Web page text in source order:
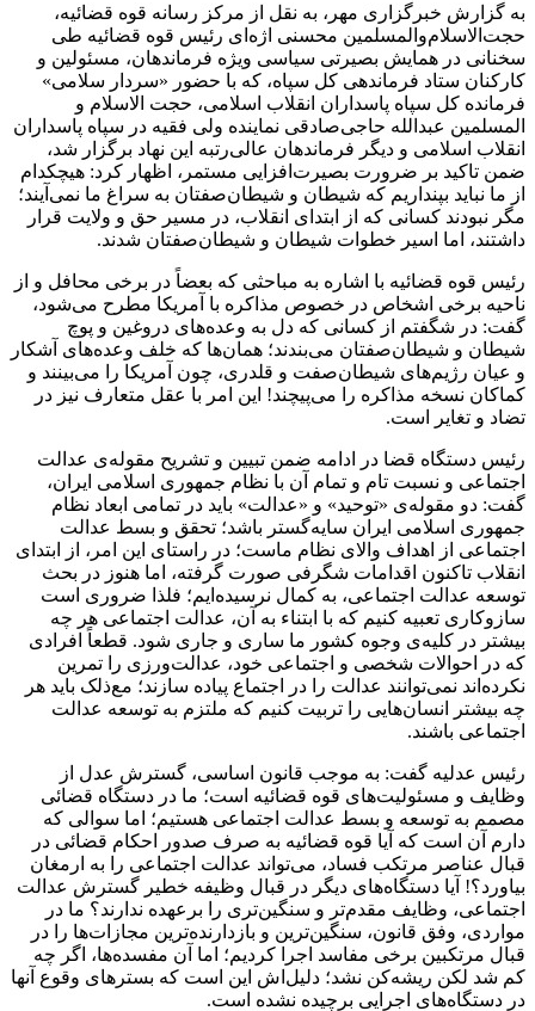
به گزارش خبرگزاری مهر، به نقل از مرکز رسانه قوه قضائیه،
حجت‌الاسلام‌والمسلمین محسنی اژه‌ای رئیس قوه قضائیه طی
سخنانی در همایش بصیرتی سیاسی ویژه فرماندهان، مسئولین و
کارکنان ستاد فرماندهی کل سپاه، که با حضور «سردار سلامی»
فرمانده کل سپاه پاسداران انقلاب اسلامی، حجت الاسلام و
المسلمین عبدالله حاجی‌صادقی نماینده ولی فقیه در سپاه پاسداران
انقلاب اسلامی و دیگر فرماندهان عالی‌رتبه این نهاد برگزار شد،
ضمن تاکید بر ضرورت بصیرت‌افزایی مستمر، اظهار کرد: هیچکدام
از ما نباید بپنداریم که شیطان و شیطان‌صفتان به سراغ ما نمی‌آیند؛
مگر نبودند کسانی که از ابتدای انقلاب، در مسیر حق و ولایت قرار
داشتند، اما اسیر خطوات شیطان و شیطان‌صفتان شدند.
رئیس قوه قضائیه با اشاره به مباحثی که بعضاً در برخی محافل و از
ناحیه برخی اشخاص در خصوص مذاکره با آمریکا مطرح می‌شود،
گفت: در شگفتم از کسانی که دل به وعده‌های دروغین و پوچ
شیطان و شیطان‌صفتان می‌بندند؛ همان‌ها که خلف وعده‌های آشکار
و عیان رژیم‌های شیطان‌صفت و قلدری، چون آمریکا را می‌بینند و
کماکان نسخه مذاکره را می‌پیچند! این امر با عقل متعارف نیز در
تضاد و تغایر است.
رئیس دستگاه قضا در ادامه ضمن تبیین و تشریح مقوله‌ی عدالت
اجتماعی و نسبت تام و تمام آن با نظام جمهوری اسلامی ایران،
گفت: دو مقوله‌ی «توحید» و «عدالت» باید در تمامی ابعاد نظام
جمهوری اسلامی ایران سایه‌گستر باشد؛ تحقق و بسط عدالت
اجتماعی از اهداف والای نظام ماست؛ در راستای این امر، از ابتدای
انقلاب تاکنون اقدامات شگرفی صورت گرفته، اما هنوز در بحث
توسعه عدالت اجتماعی، به کمال نرسیده‌ایم؛ فلذا ضروری است
سازوکاری تعبیه کنیم که با ابتناء به آن، عدالت اجتماعی هر چه
بیشتر در کلیه‌ی وجوه کشور ما ساری و جاری شود. قطعاً افرادی
که در احوالات شخصی و اجتماعی خود، عدالت‌ورزی را تمرین
نکرده‌اند نمی‌توانند عدالت را در اجتماع پیاده سازند؛ مع‌ذلک باید هر
چه بیشتر انسان‌هایی را تربیت کنیم که ملتزم به توسعه عدالت
اجتماعی باشند.
رئیس عدلیه گفت: به موجب قانون اساسی، گسترش عدل از
وظایف و مسئولیت‌های قوه قضائیه است؛ ما در دستگاه قضائی
مصمم به توسعه و بسط عدالت اجتماعی هستیم؛ اما سوالی که
دارم آن است که آیا قوه قضائیه به صرف صدور احکام قضائی در
قبال عناصر مرتکب فساد، می‌تواند عدالت اجتماعی را به ارمغان
بیاورد؟! آیا دستگاه‌های دیگر در قبال وظیفه خطیر گسترش عدالت
اجتماعی، وظایف مقدم‌تر و سنگین‌تری را برعهده ندارند؟ ما در
مواردی، وفق قانون، سنگین‌ترین و بازدارنده‌ترین مجازات‌ها را در
قبال مرتکبین برخی مفاسد اجرا کردیم؛ اما آن مفسده‌ها، اگر چه
کم شد لکن ریشه‌کن نشد؛ دلیل‌اش این است که بسترهای وقوع آنها
در دستگاه‌های اجرایی برچیده نشده است.